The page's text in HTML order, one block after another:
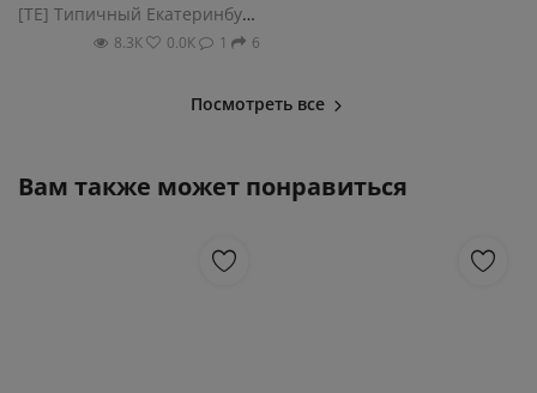
[ТЕ] Типичный Екатеринбург
8.3К 0.0К 1 6
Посмотреть все
Вам также может понравиться